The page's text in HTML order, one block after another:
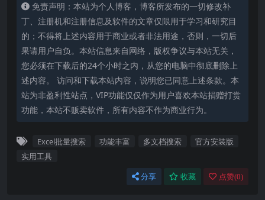
免责声明：本站为个人博客，博客所发布的一切修改补
丁、注册机和注册信息及软件的文章仅限用于学习和研究目
的；不得将上述内容用于商业或者非法用途，否则，一切后
果请用户自负。本站信息来自网络，版权争议与本站无关，
您必须在下载后的24个小时之内，从您的电脑中彻底删除上
述内容。 访问和下载本站内容，说明您已同意上述条款。本
站为非盈利性站点，VIP功能仅仅作为用户喜欢本站捐赠打赏
功能，本站不贩卖软件，所有内容不作为商业行为。
Excel批量搜索 功能丰富 多文档搜索
官方安装版
实用工具
分享 收藏 点赞(0)